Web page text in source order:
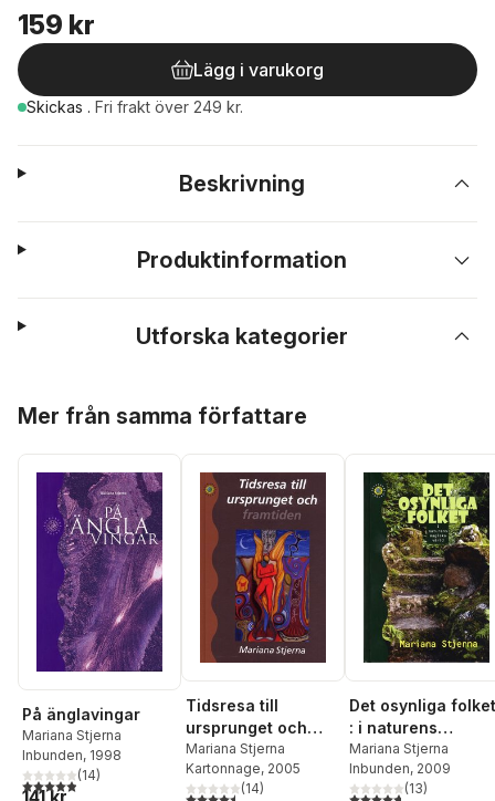
159 kr
Lägg i varukorg
Skickas . Fri frakt över 249 kr.
Beskrivning
Produktinformation
Utforska kategorier
Mer från samma författare
På änglavingar
Mariana Stjerna
Inbunden, 1998
4,9utav 5 stjärnor. Totalt antal röster:
(14)
141 kr
Tidsresa till
ursprunget och
framtiden
Mariana Stjerna
Kartonnage, 2005
4,5utav 5 stjärnor. Totalt antal röster:
(14)
Det osynliga folket
: i naturens
magiska värld
Mariana Stjerna
Inbunden, 2009
4,7utav 5 stjärnor.
(13)